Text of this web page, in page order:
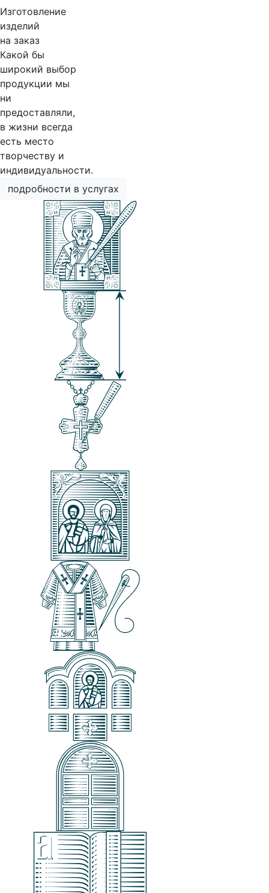
Изготовление
изделий
на заказ
Какой бы
широкий выбор
продукции мы
ни
предоставляли,
в жизни всегда
есть место
творчеству и
индивидуальности.
подробности в услугах